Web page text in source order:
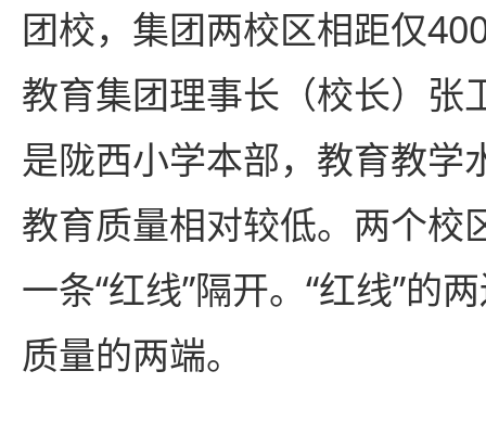
团校，集团两校区相距仅
教育集团理事长（校长）张
是陇西小学本部，教育教学
教育质量相对较低。两个校
一条“红线”隔开。“红线”的
质量的两端。